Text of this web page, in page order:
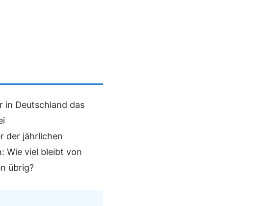
in Deutschland das
der jährlichen
Wie viel bleibt von
übrig?